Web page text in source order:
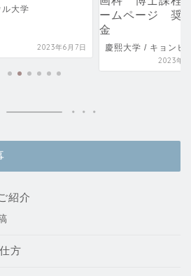
ル大学
2023年6月7日 慶熙大学 / キョンヒ
2023年6
紹介
方